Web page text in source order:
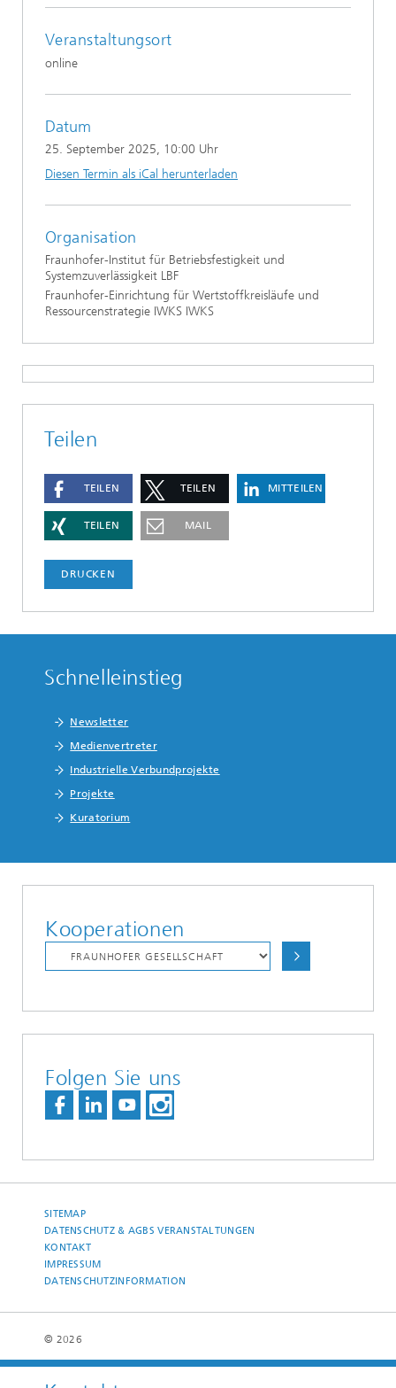
Veranstaltungsort
online
Datum
25. September 2025, 10:00 Uhr
Diesen Termin als iCal herunterladen
Organisation
Fraunhofer-Institut für Betriebsfestigkeit und
Systemzuverlässigkeit LBF
Fraunhofer-Einrichtung für Wertstoffkreisläufe und
Ressourcenstrategie IWKS IWKS
Teilen
TEILEN TEILEN MITTEILEN
TEILEN MAIL
DRUCKEN
Schnelleinstieg
Newsletter
Medienvertreter
Industrielle Verbundprojekte
Projekte
Kuratorium
Kooperationen
Folgen Sie uns
SITEMAP
DATENSCHUTZ & AGBS VERANSTALTUNGEN
KONTAKT
IMPRESSUM
DATENSCHUTZINFORMATION
© 2026